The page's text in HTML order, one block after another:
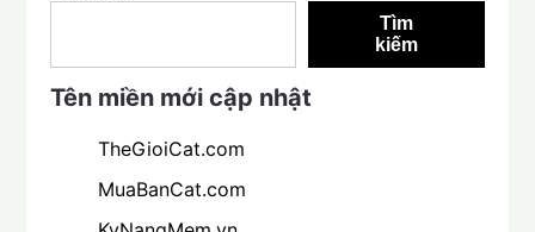
Tìm
kiếm
Tên miền mới cập nhật
TheGioiCat.com
MuaBanCat.com